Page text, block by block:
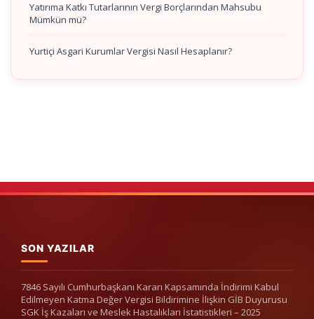
Yatırıma Katkı Tutarlarının Vergi Borçlarından Mahsubu
Mümkün mü?
Yurtiçi Asgari Kurumlar Vergisi Nasıl Hesaplanır?
SON YAZILAR
7846 Sayılı Cumhurbaşkanı Kararı Kapsamında İndirimi Kabul
Edilmeyen Katma Değer Vergisi Bildirimine İlişkin GİB Duyurusu
SGK İş Kazaları ve Meslek Hastalıkları İstatistikleri – 2025